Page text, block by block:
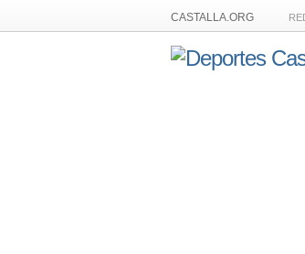
CASTALLA.ORG